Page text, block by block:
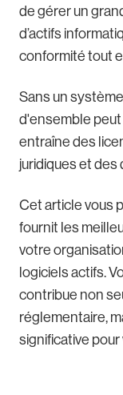
de gérer un
d’actifs
conformité tout
Sans un
d'ensemble
entraîne des
juridiques et
Cet article vous
fournit les
votre
logiciels actifs.
contribue non
réglementaire,
significative